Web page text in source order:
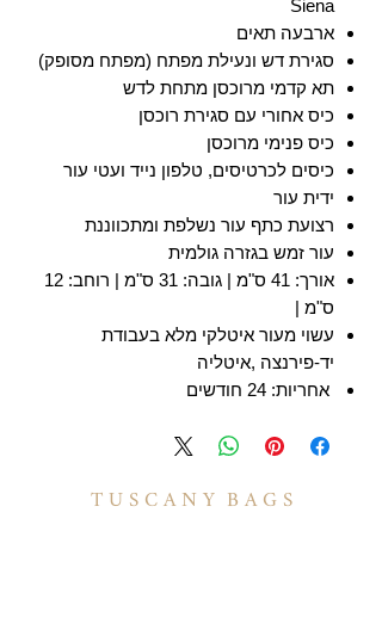
Siena
ארבעה תאים
סגירת דש ונעילת מפתח (מפתח מסופק)
תא קדמי מרוכסן מתחת לדש
כיס אחורי עם סגירת רוכסן
כיס פנימי מרוכסן
כיסים לכרטיסים, טלפון נייד ועטי עור
ידית עור
רצועת כתף עור נשלפת ומתכווננת
עור זמש בגזרה גולמית
אורך: 41 ס"מ | גובה: 31 ס"מ | רוחב: 12
ס"מ |
עשוי מעור איטלקי מלא בעבודת
יד-פירנצה ,איטליה
אחריות: 24 חודשים
T U S C A N Y B A G S